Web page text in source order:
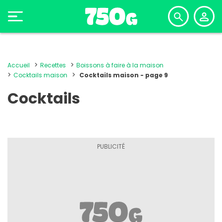
Accueil Recettes
Boissons à faire à la maison
Cocktails maison
Cocktails maison - page 9
Cocktails